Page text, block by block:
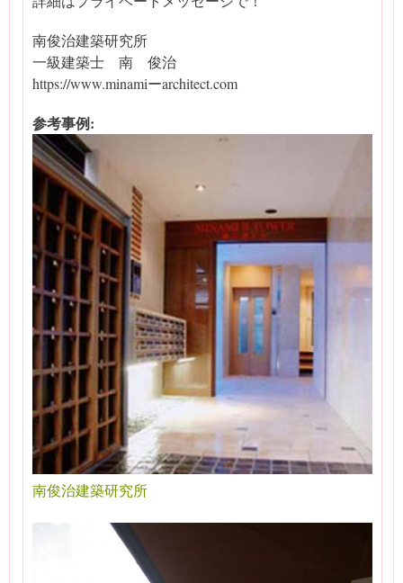
南俊治建築研究所
一級建築士 南 俊治
https://www.minamiーarchitect.com
参考事例:
南俊治建築研究所